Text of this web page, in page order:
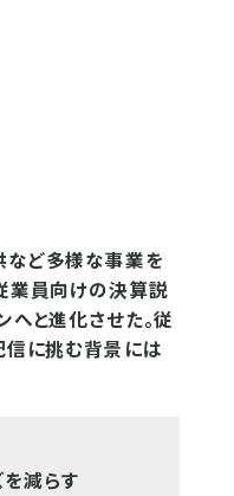
など多様な事業を
業員向けの決算説
へと進化させた。従
信に挑む背景には
減らす